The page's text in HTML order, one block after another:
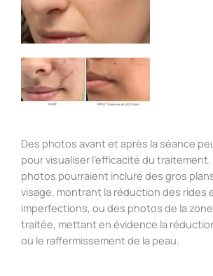
Des photos avant et après la séance
pour visualiser l’efficacité du
photos pourraient inclure des gros
visage, montrant la réduction des rides
imperfections, ou des photos de la
traitée, mettant en évidence la
ou le raffermissement de la peau.